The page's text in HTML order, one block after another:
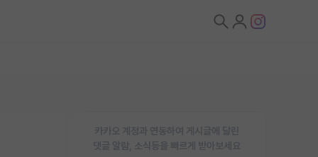
카카오 계정과 연동하여 게시글에 달린
댓글 알람, 소식등을 빠르게 받아보세요